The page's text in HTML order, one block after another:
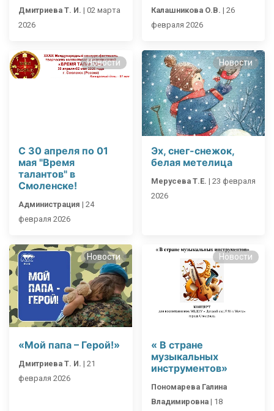
Дмитриева Т. И. | 02 марта
2026
Калашникова О.В. | 26
февраля 2026
Новости
С 30 апреля по 01
мая "Время
талантов" в
Смоленске!
Администрация | 24
февраля 2026
Новости
Эх, снег-снежок,
белая метелица
Мерусева Т.Е. | 23 февраля
2026
Новости
«Мой папа – Герой!»
Дмитриева Т. И. | 21
февраля 2026
Новости
« В стране
музыкальных
инструментов»
Пономарева Галина
Владимировна| 18